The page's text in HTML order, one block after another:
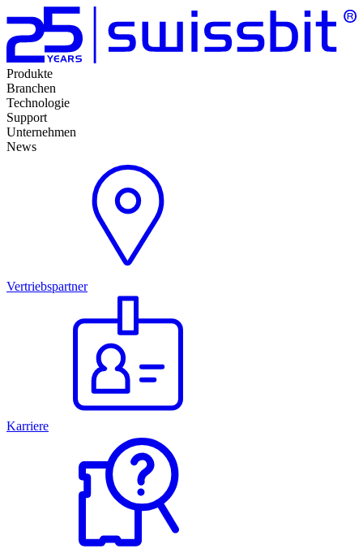
Produkte
Branchen
Technologie
Support
Unternehmen
News
Vertriebspartner
Karriere